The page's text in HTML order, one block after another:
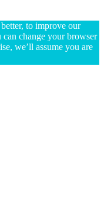
to improve our
can change your browser
we’ll assume you are